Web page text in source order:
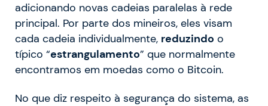
adicionando novas cadeias paralelas à rede
principal. Por parte dos mineiros, eles visam
cada cadeia individualmente, reduzindo o
típico “estrangulamento” que normalmente
encontramos em moedas como o Bitcoin.
No que diz respeito à segurança do sistema, as